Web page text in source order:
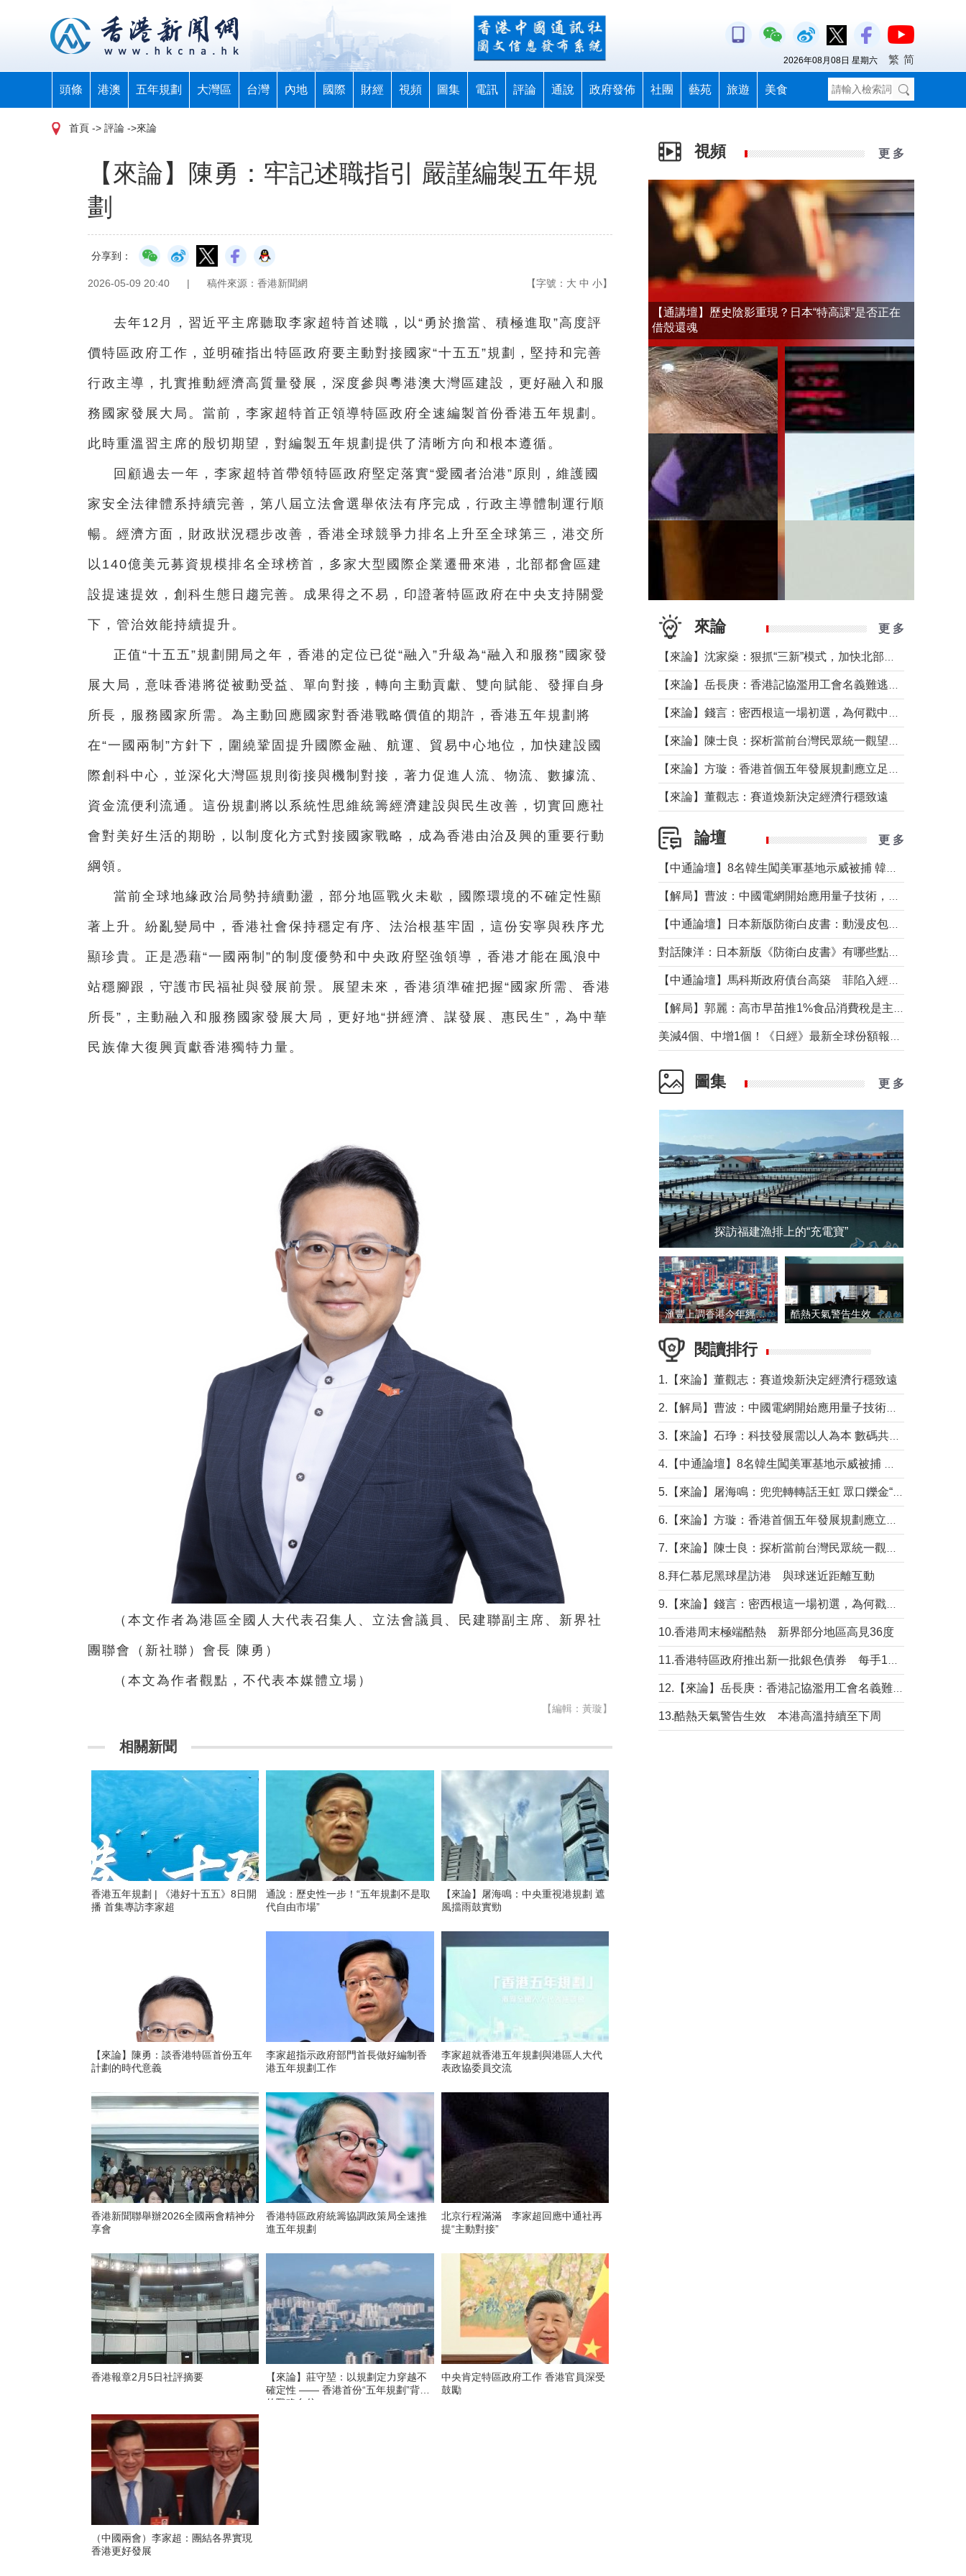
頭條 港澳 五年規劃 大灣區 台灣 內地 國際 財經 視頻 圖集 電訊 評論 通說 政府發佈 社團 藝苑 旅遊 美食
2026年08月08日 星期六 繁 简
首頁 -> 評論 ->來論
【來論】陳勇：牢記述職指引 嚴謹編製五年規
劃
分享到：
2026-05-09 20:40 | 稿件來源：香港新聞網 【字號： 大 中 小】
去年12月，習近平主席聽取李家超特首述職，以“勇於擔當、積極進取”高度評
價特區政府工作，並明確指出特區政府要主動對接國家“十五五”規劃，堅持和完善
行政主導，扎實推動經濟高質量發展，深度參與粵港澳大灣區建設，更好融入和服
務國家發展大局。當前，李家超特首正領導特區政府全速編製首份香港五年規劃。
此時重溫習主席的殷切期望，對編製五年規劃提供了清晰方向和根本遵循。
回顧過去一年，李家超特首帶領特區政府堅定落實“愛國者治港”原則，維護國
家安全法律體系持續完善，第八屆立法會選舉依法有序完成，行政主導體制運行順
暢。經濟方面，財政狀況穩步改善，香港全球競爭力排名上升至全球第三，港交所
以140億美元募資規模排名全球榜首，多家大型國際企業遷冊來港，北部都會區建
設提速提效，創科生態日趨完善。成果得之不易，印證著特區政府在中央支持關愛
下，管治效能持續提升。
正值“十五五”規劃開局之年，香港的定位已從“融入”升級為“融入和服務”國家發
展大局，意味香港將從被動受益、單向對接，轉向主動貢獻、雙向賦能、發揮自身
所長，服務國家所需。為主動回應國家對香港戰略價值的期許，香港五年規劃將
在“一國兩制”方針下，圍繞鞏固提升國際金融、航運、貿易中心地位，加快建設國
際創科中心，並深化大灣區規則銜接與機制對接，著力促進人流、物流、數據流、
資金流便利流通。這份規劃將以系統性思維統籌經濟建設與民生改善，切實回應社
會對美好生活的期盼，以制度化方式對接國家戰略，成為香港由治及興的重要行動
綱領。
當前全球地緣政治局勢持續動盪，部分地區戰火未歇，國際環境的不確定性顯
著上升。紛亂變局中，香港社會保持穩定有序、法治根基牢固，這份安寧與秩序尤
顯珍貴。正是憑藉“一國兩制”的制度優勢和中央政府堅強領導，香港才能在風浪中
站穩腳跟，守護市民福祉與發展前景。展望未來，香港須準確把握“國家所需、香港
所長”，主動融入和服務國家發展大局，更好地“拼經濟、謀發展、惠民生”，為中華
民族偉大復興貢獻香港獨特力量。
（本文作者為港區全國人大代表召集人、立法會議員、民建聯副主席、新界社
團聯會（新社聯）會長 陳勇）
（本文為作者觀點，不代表本媒體立場）
【編輯：黃璇】
相關新聞
香港五年規劃 | 《港好十五五》8日開
播 首集專訪李家超
通說：歷史性一步！“五年規劃不是取
代自由市場”
【來論】屠海鳴：中央重視港規劃 遮
風擋雨鼓實勁
【來論】陳勇：談香港特區首份五年
計劃的時代意義
李家超指示政府部門首長做好編制香
港五年規劃工作
李家超就香港五年規劃與港區人大代
表政協委員交流
香港新聞聯舉辦2026全國兩會精神分
享會
香港特區政府統籌協調政策局全速推
進五年規劃
北京行程滿滿 李家超回應中通社再
提“主動對接”
香港報章2月5日社評摘要
【來論】莊守堃：以規劃定力穿越不
確定性 —— 香港首份“五年規劃”背後
的戰略自信
中央肯定特區政府工作 香港官員深受
鼓勵
（中國兩會）李家超：團結各界實現
香港更好發展
視頻 更 多
【通講壇】歷史陰影重現？日本“特高課”是否正在
借殼還魂
來論 更 多
【來論】董觀志：賽道煥新決定經濟行穩致遠
論壇 更 多
圖集 更 多
探訪福建漁排上的“充電寶”
滙豐上調香港今年經濟增長預測至4.5% 酷熱天氣警告生效 本港高溫持續至下周
閱讀排行
1.【來論】董觀志：賽道煥新決定經濟行穩致遠
8.拜仁慕尼黑球星訪港 與球迷近距離互動
10.香港周末極端酷熱 新界部分地區高見36度
13.酷熱天氣警告生效 本港高溫持續至下周